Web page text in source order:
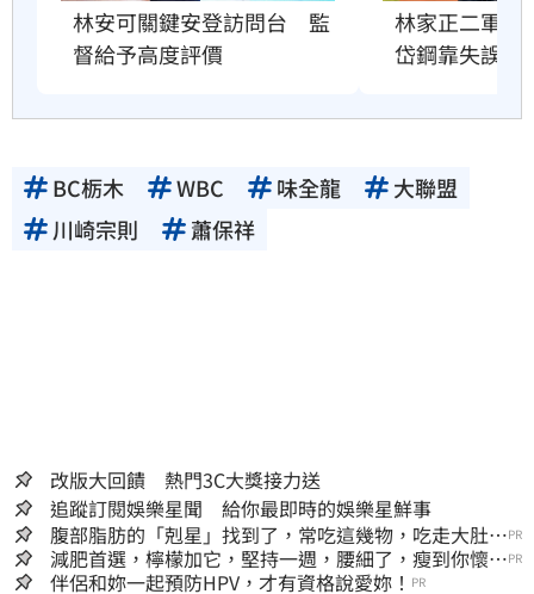
林安可關鍵安登訪問台　監
督給予高度評價
林家正二軍敲
岱鋼靠失誤上
BC栃木 WBC 味全龍
大聯盟
川崎宗則
蕭保祥
改版大回饋 熱門3C大獎接力送
追蹤訂閱娛樂星聞 給你最即時的娛樂星鮮事
腹部脂肪的「剋星」找到了，常吃這幾物，吃走大肚
囊，瘦出小蠻腰
PR
減肥首選，檸檬加它，堅持一週，腰細了，瘦到你懷疑
人生
PR
伴侶和妳一起預防HPV，才有資格說愛妳！ PR